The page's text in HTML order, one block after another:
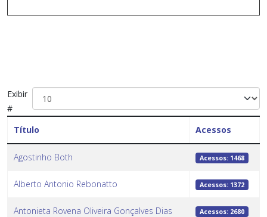
Exibir
#
Título
Acessos
Agostinho Both Acessos: 1468
Alberto Antonio Rebonatto Acessos: 1372
Antonieta Rovena Oliveira Gonçalves Dias Acessos: 2680